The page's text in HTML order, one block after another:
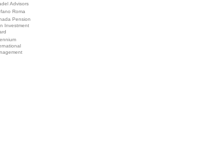
Advisors
Roma
Pension
Investment